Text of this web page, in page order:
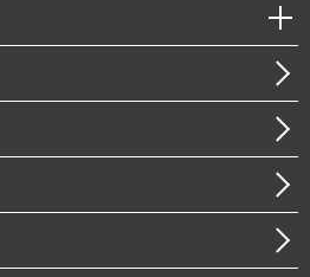
プライアンス）・防災（政策）
・スマートシティ
テム